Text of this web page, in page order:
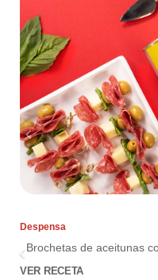
Despensa
Brochetas de aceitunas
VER RECETA